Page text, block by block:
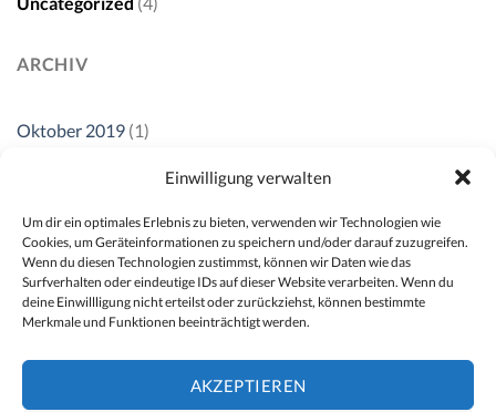
Einwilligung verwalten
Um dir ein optimales Erlebnis zu bieten, verwenden wir Technologien wie
Cookies, um Geräteinformationen zu speichern und/oder darauf zuzugreifen.
Wenn du diesen Technologien zustimmst, können wir Daten wie das
Surfverhalten oder eindeutige IDs auf dieser Website verarbeiten. Wenn du
deine Einwillligung nicht erteilst oder zurückziehst, können bestimmte
Merkmale und Funktionen beeinträchtigt werden.
AKZEPTIEREN
ARCHIV
Oktober 2019 (1)
Oktober 2015(2)
Januar 2014(1)
Dezember 2013(2)